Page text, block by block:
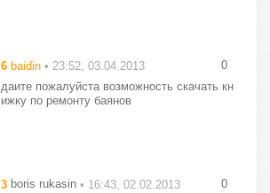
0
6 baidin • 23:52, 03.04.2013
даите пожалуйста возможность скачать кн
ижку по ремонту баянов
0
3 boris rukasin • 16:43, 02.02.2013